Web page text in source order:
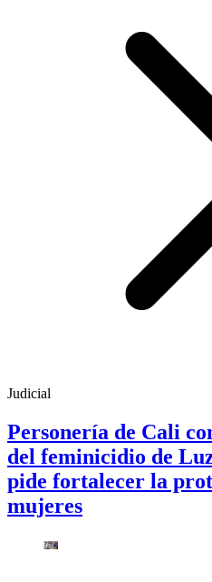
Judicial
Personería de Cali
del feminicidio de
pide fortalecer la
mujeres